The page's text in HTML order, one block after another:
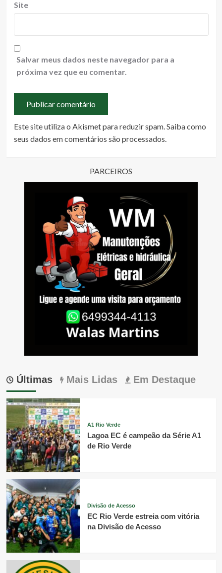
Site
Salvar meus dados neste navegador para a
próxima vez que eu comentar.
Este site utiliza o Akismet para reduzir spam.Saiba como
seus dados em comentários são processados.
PARCEIROS
Últimas Mais Lidas Em Destaque
A1 Rio Verde
Lagoa EC é campeão da Série A1
de Rio Verde
Divisão de Acesso
EC Rio Verde estreia com vitória
na Divisão de Acesso